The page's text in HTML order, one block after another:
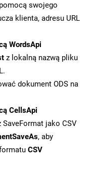
swojego
klienta, adresu URL
WordsApi
z lokalną nazwą pliku
dokument ODS na
CellsApi
SaveFormat jako CSV
, aby
CSV